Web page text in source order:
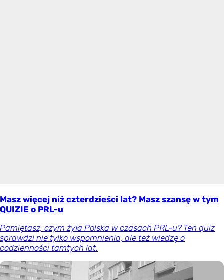
Masz więcej niż czterdzieści lat? Masz szansę w tym
QUIZIE o PRL-u
Pamiętasz, czym żyła Polska w czasach PRL-u? Ten quiz
sprawdzi nie tylko wspomnienia, ale też wiedzę o
codzienności tamtych lat.